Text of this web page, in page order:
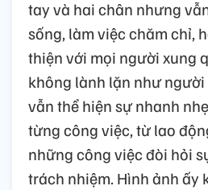
tay và hai chân nhưng
sống, làm việc chăm chỉ,
thiện với mọi người xung
không lành lặn như
vẫn thể hiện sự nhanh
từng công việc, từ lao
những công việc đòi hỏi
trách nhiệm. Hình ảnh ấy